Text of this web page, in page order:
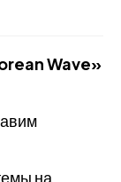
Wave»
на